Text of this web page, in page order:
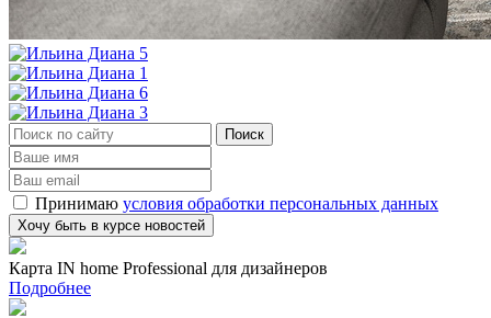
Принимаю условия обработки персональных данных
Карта IN home Professional для дизайнеров
Подробнее